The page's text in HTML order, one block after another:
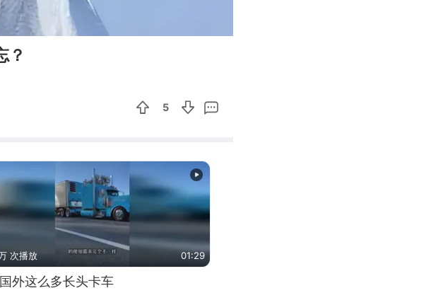
？
5
次播放 01:29
外这么多长头卡车